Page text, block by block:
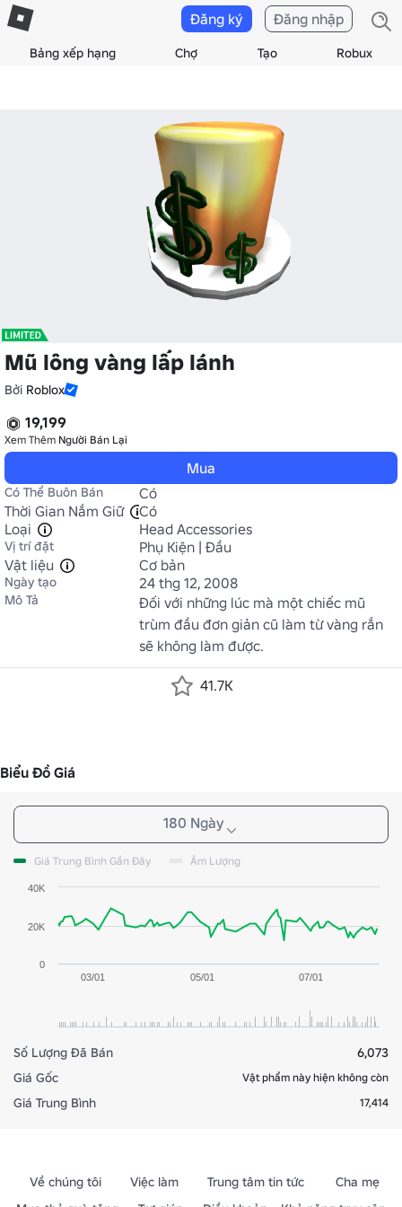
Bảng xếp hạng Chợ Tạo Robux
Đăng ký Đăng nhập
Mũ lông vàng lấp lánh
Bởi Roblox
19,199
Xem Thêm Người Bán Lại
Mua
Có Thể Buôn Bán
Có
Thời Gian Nắm Giữ
Có
Loại
Head Accessories
Vị trí đặt
Phụ Kiện | Đầu
Vật liệu
Cơ bản
Ngày tạo 24 thg 12, 2008
Mô Tả
Đối với những lúc mà một chiếc mũ
trùm đầu đơn giản cũ làm từ vàng rắn
sẽ không làm được.
41.7K
Biểu Đồ Giá
180 Ngày
Giá Trung Bình Gần Đây Âm Lượng
03/01 05/01 07/01
0
20K
40K
Số Lượng Đã Bán
6,073
Giá Gốc
Vật phẩm này hiện không còn
Giá Trung Bình 17,414
Về chúng tôi Việc làm Trung tâm tin tức
Cha mẹ